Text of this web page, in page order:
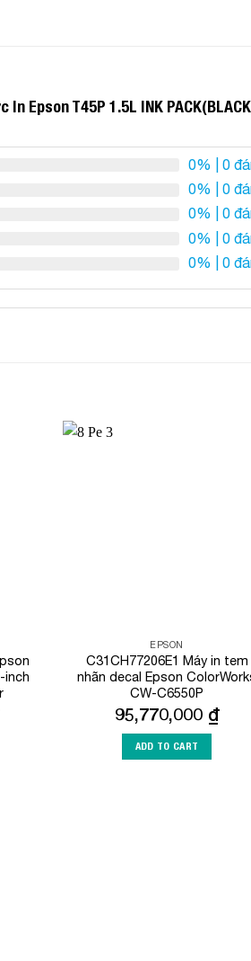
Epson T45P 1.5L INK
0% | 0
0% | 0
0% | 0
0% | 0
0% | 0
inch
EPSON
C31CH77206E1 Máy in tem
nhãn decal Epson
CW-C6550P
95,770,000 ₫
ADD TO CART